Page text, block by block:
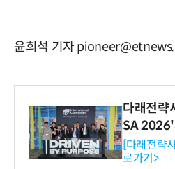
윤희석 기자
다래전략
SA 2026'
와의 비
-바이오
[다래전략
로가기>